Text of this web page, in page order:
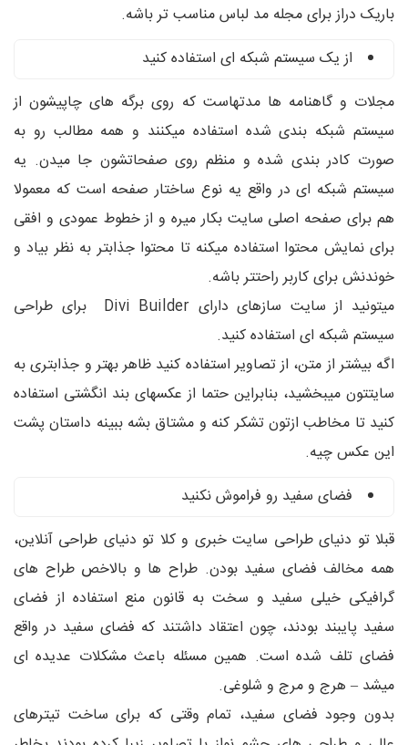
باریک دراز برای مجله مد لباس مناسب تر باشه.
از یک سیستم شبکه ای استفاده کنید
مجلات و گاهنامه ها مدتهاست که روی برگه های چاپیشون از
سیستم شبکه بندی شده استفاده میکنند و همه مطالب رو به
صورت کادر بندی شده و منظم روی صفحاتشون جا میدن. یه
سیستم شبکه ای در واقع یه نوع ساختار صفحه است که معمولا
هم برای صفحه اصلی سایت بکار میره و از خطوط عمودی و افقی
برای نمایش محتوا استفاده میکنه تا محتوا جذابتر به نظر بیاد و
خوندنش برای کاربر راحتتر باشه.
میتونید از سایت سازهای دارای Divi Builder برای طراحی
سیستم شبکه ای استفاده کنید.
اگه بیشتر از متن، از تصاویر استفاده کنید ظاهر بهتر و جذابتری به
سایتتون میبخشید، بنابراین حتما از عکسهای بند انگشتی استفاده
کنید تا مخاطب ازتون تشکر کنه و مشتاق بشه ببینه داستان پشت
این عکس چیه.
فضای سفید رو فراموش نکنید
قبلا تو دنیای طراحی سایت خبری و کلا تو دنیای طراحی آنلاین،
همه مخالف فضای سفید بودن. طراح ها و بالاخص طراح های
گرافیکی خیلی سفید و سخت به قانون منع استفاده از فضای
سفید پایبند بودند، چون اعتقاد داشتند که فضای سفید در واقع
فضای تلف شده است. همین مسئله باعث مشکلات عدیده ای
میشد – هرج و مرج و شلوغی.
بدون وجود فضای سفید، تمام وقتی که برای ساخت تیترهای